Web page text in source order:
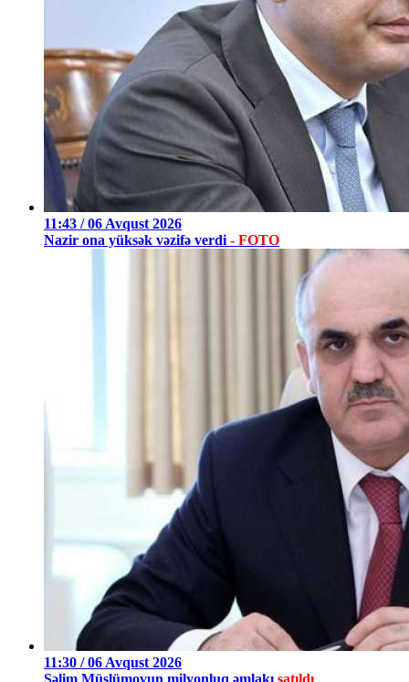
11:43 / 06 Avqust 2026
Nazir ona yüksək vəzifə verdi - FOTO
11:30 / 06 Avqust 2026